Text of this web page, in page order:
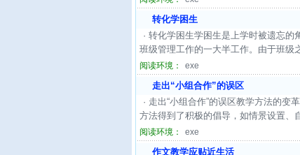
转化学困生
· 转化学困生学困生是上学时被遗忘
班级管理工作的一大半工作。由于班级
阅读环境： exe
走出“小组合作”的误区
· 走出“小组合作”的误区教学方法的
方法得到了积极的倡导，如情景设置、
阅读环境： exe
作文教学应贴近生活